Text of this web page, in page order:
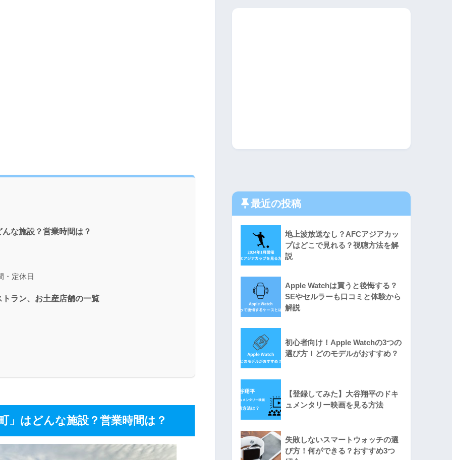
な施設？営業時間は？
・定休日
ラン、お土産店舗の一覧
」はどんな施設？営業時間は？
最近の投稿
地上波放送なし？AFCアジアカッ
プはどこで見れる？視聴方法を解
説
Apple Watchは買うと後悔する？
SEやセルラーも口コミと体験から
解説
初心者向け！Apple Watchの3つの
選び方！どのモデルがおすすめ？
【登録してみた】大谷翔平のドキ
ュメンタリー映画を見る方法
失敗しないスマートウォッチの選
び方！何ができる？おすすめ3つ